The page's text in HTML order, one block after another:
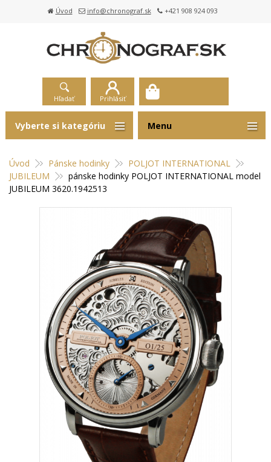
Úvod info@chronograf.sk +421 908 924 093
Hľadať Prihlásiť
Úvod Pánske hodinky
POLJOT INTERNATIONAL
JUBILEUM
pánske hodinky POLJOT INTERNATIONAL model
JUBILEUM 3620.1942513
Vyberte si kategóriu Menu